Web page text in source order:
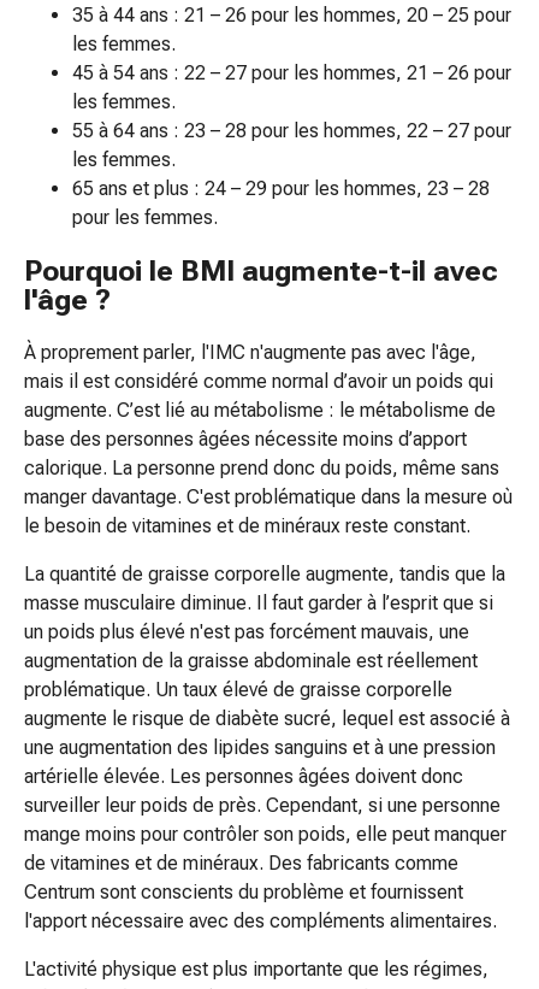
et
ballonnements
Constipation
Affections
cutanées
Eczéma
et
démangeaisons
et
Mycoses
des
ongles
pieds
Cicatrices
sèche
Transpiration
excessive
Impuretés
de
la
peau
Boutons
de
fièvre
Éruptions
cutanées
Acné
naturels
35 à 44 ans : 21 – 26 pour les hommes, 20 – 25 pour
les femmes.
45 à 54 ans : 22 – 27 pour les hommes, 21 – 26 pour
les femmes.
55 à 64 ans : 23 – 28 pour les hommes, 22 – 27 pour
les femmes.
65 ans et plus : 24 – 29 pour les hommes, 23 – 28
pour les femmes.
Pourquoi le BMI augmente-t-il avec
l'âge ?
À proprement parler, l'IMC n'augmente pas avec l'âge,
mais il est considéré comme normal d’avoir un poids qui
augmente. C’est lié au métabolisme : le métabolisme de
base des personnes âgées nécessite moins d’apport
calorique. La personne prend donc du poids, même sans
manger davantage. C'est problématique dans la mesure où
le besoin de vitamines et de minéraux reste constant.
La quantité de graisse corporelle augmente, tandis que la
masse musculaire diminue. Il faut garder à l’esprit que si
un poids plus élevé n'est pas forcément mauvais, une
augmentation de la graisse abdominale est réellement
problématique. Un taux élevé de graisse corporelle
augmente le risque de diabète sucré, lequel est associé à
une augmentation des lipides sanguins et à une pression
artérielle élevée. Les personnes âgées doivent donc
surveiller leur poids de près. Cependant, si une personne
mange moins pour contrôler son poids, elle peut manquer
de vitamines et de minéraux. Des fabricants comme
Centrum sont conscients du problème et fournissent
l'apport nécessaire avec des compléments alimentaires.
L'activité physique est plus importante que les régimes,